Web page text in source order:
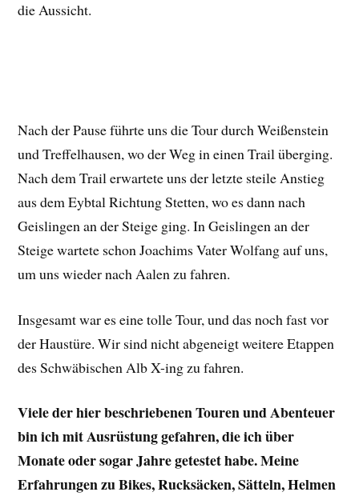
die Aussicht.
Nach der Pause führte uns die Tour durch Weißenstein
und Treffelhausen, wo der Weg in einen Trail überging.
Nach dem Trail erwartete uns der letzte steile Anstieg
aus dem Eybtal Richtung Stetten, wo es dann nach
Geislingen an der Steige ging. In Geislingen an der
Steige wartete schon Joachims Vater Wolfang auf uns,
um uns wieder nach Aalen zu fahren.
Insgesamt war es eine tolle Tour, und das noch fast vor
der Haustüre. Wir sind nicht abgeneigt weitere Etappen
des Schwäbischen Alb X-ing zu fahren.
Viele der hier beschriebenen Touren und Abenteuer
bin ich mit Ausrüstung gefahren, die ich über
Monate oder sogar Jahre getestet habe. Meine
Erfahrungen zu Bikes, Rucksäcken, Sätteln, Helmen